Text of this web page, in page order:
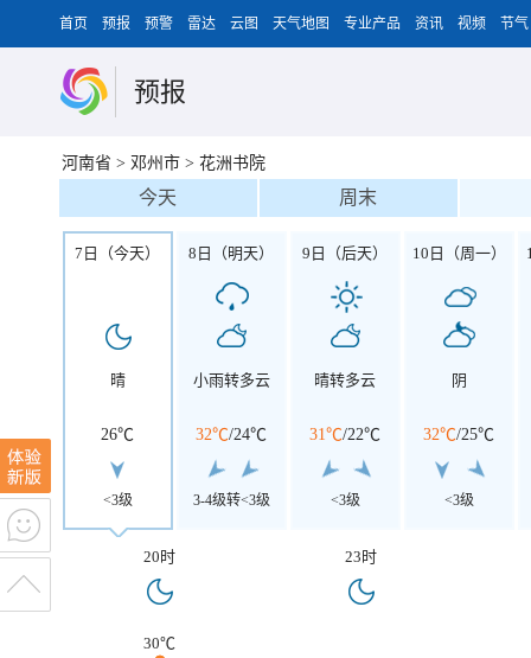
首页 预报 预警 雷达 云图 天气地图 专业产品 资讯 视频 节气
预报
河南省 > 邓州市 > 花洲书院
今天 周末
7日（今天）
晴
26℃
<3级
8日（明天）
小雨转多云
32℃/24℃
3-4级转<3级
9日（后天）
晴转多云
31℃/22℃
<3级
10日（周一）
阴
32℃/25℃
<3级
20时 23时
30℃